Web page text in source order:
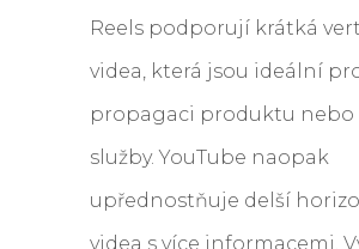
Reels podporují krátká
videa, která jsou ideální
propagaci produktu nebo
služby. YouTube naopak
upřednostňuje delší
videa s více informacemi.